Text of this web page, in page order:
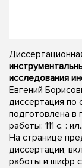
исследования
Евгений
диссертация по
подготовлена
работы: 111 с. :
На странице
диссертации,
работы и шифр